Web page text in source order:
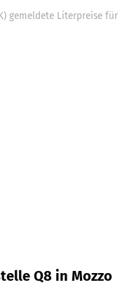
gemeldete Literpreise für
Q8 in Mozzo